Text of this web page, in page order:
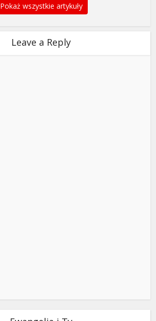
Pokaż wszystkie artykuły
Leave a Reply